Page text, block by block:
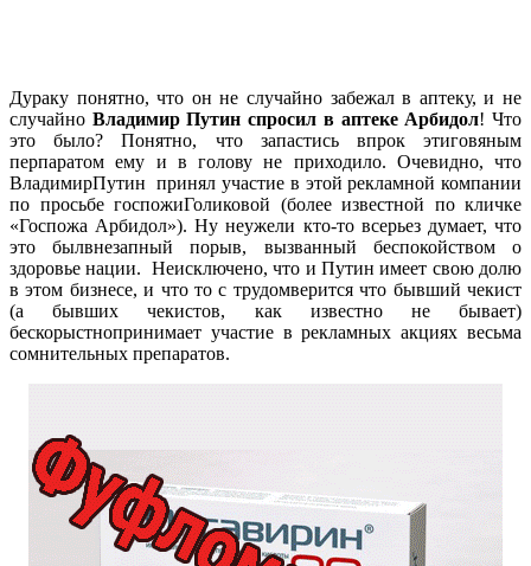
Дураку понятно, что он не случайно забежал в аптеку, и не
случайно Владимир Путин спросил в аптеке Арбидол! Что
это было? Понятно, что запастись впрок этиговяным
перпаратом ему и в голову не приходило. Очевидно, что
ВладимирПутин принял участие в этой рекламной компании
по просьбе госпожиГоликовой (более известной по кличке
«Госпожа Арбидол»). Ну неужели кто-то всерьез думает, что
это былвнезапный порыв, вызванный беспокойством о
здоровье нации. Неисключено, что и Путин имеет свою долю
в этом бизнесе, и что то с трудомверится что бывший чекист
(а бывших чекистов, как известно не бывает)
бескорыстнопринимает участие в рекламных акциях весьма
сомнительных препаратов.